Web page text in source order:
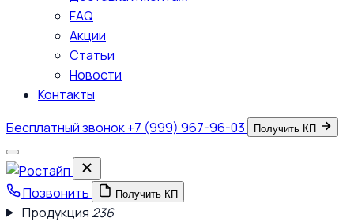
FAQ
Акции
Статьи
Новости
Контакты
Бесплатный звонок+7 (999) 967-96-03 Получить КП
Позвонить Получить КП
Продукция 236